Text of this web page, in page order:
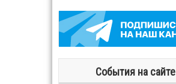
События на сайте